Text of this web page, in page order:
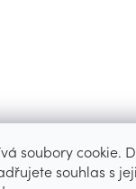
soubory cookie.
souhlas s